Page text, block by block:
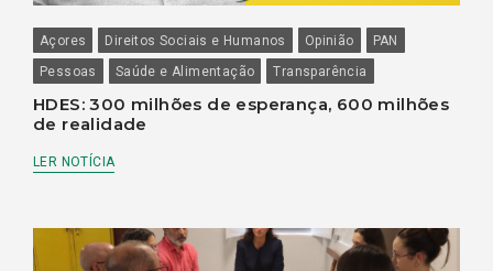
Açores Direitos Sociais e Humanos Opinião
PAN
Pessoas
Saúde e Alimentação Transparência
HDES: 300 milhões de esperança, 600 milhões
de realidade
LER NOTÍCIA